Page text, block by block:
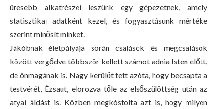
üresebb alkatrészei leszünk egy gépezetnek, amely
statisztikai adatként kezel, és fogyasztásunk mértéke
szerint minősít minket.
Jákóbnak életpályája során csalások és megcsalások
között vergődve többször kellett számot adnia Isten előtt,
de önmagának is. Nagy kerülőt tett azóta, hogy becsapta a
testvérét, Ézsaut, elorozva tőle az elsőszülöttség után az
atyai áldást is. Közben megkóstolta azt is, hogy milyen